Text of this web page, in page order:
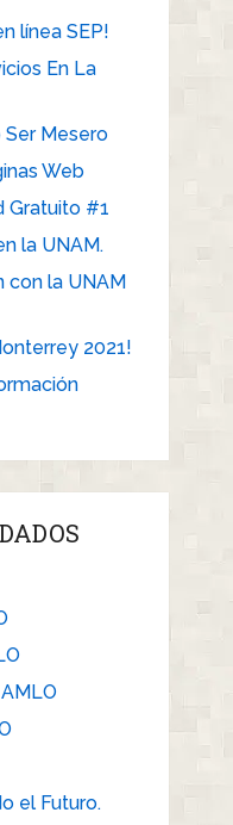
línea SEP!
En La
Mesero
Web
Gratuito #1
la UNAM.
con la UNAM
2021!
el Futuro.